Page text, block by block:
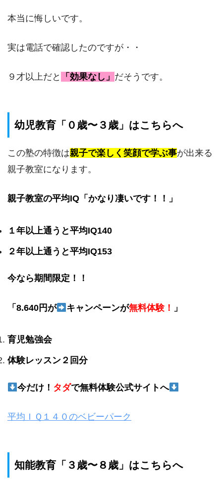
本当に悔しいです。
実は電話で確認したのですが・・
９才以上だと 「効果なし」 だそうです。
幼児教育「０歳〜３歳」はこちらへ
この塾の特徴は親子で楽しく笑顔で学ぶ事が出来る
親子教室になります。
親子教室の平均IQ「かなり凄いです！！」
１年以上通うと平均IQ140
２年以上通うと平均IQ153
今なら期間限定！！
「8.640円が キャンペーンが無料体験！ 」
育児勉強会
体験レッスン２回分
今だけ！ タダで無料体験公式サイトへ
平均ＩＱ１４０のベビーパーク
知能教育「３歳〜８歳」はこちらへ